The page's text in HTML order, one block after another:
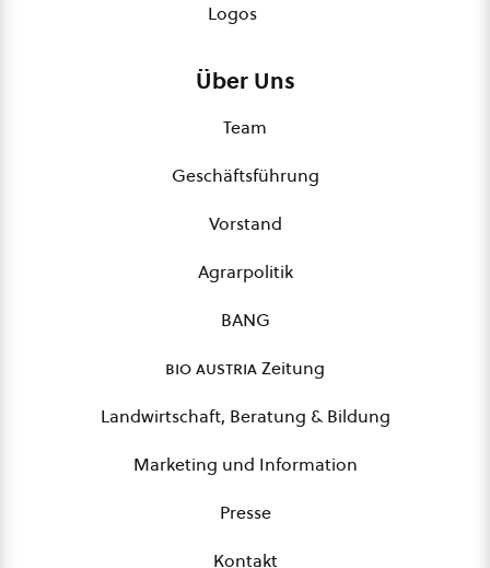
Logos
Über Uns
Team
Geschäftsführung
Vorstand
Agrarpolitik
BANG
bio austriaZeitung
Landwirtschaft, Beratung & Bildung
Marketing und Information
Presse
Kontakt